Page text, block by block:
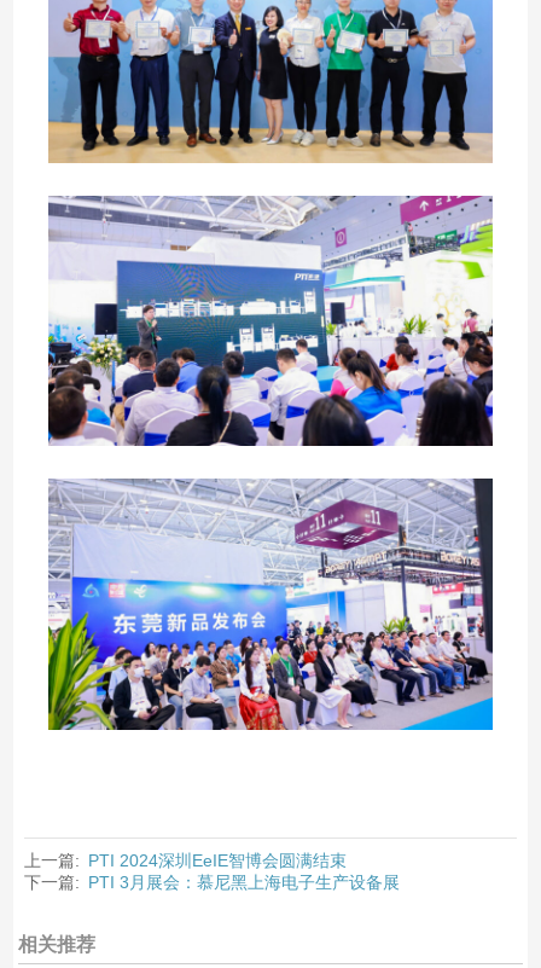
上一篇: PTI 2024深圳EeIE智博会圆满结束
下一篇: PTI 3月展会：慕尼黑上海电子生产设备展
相关推荐